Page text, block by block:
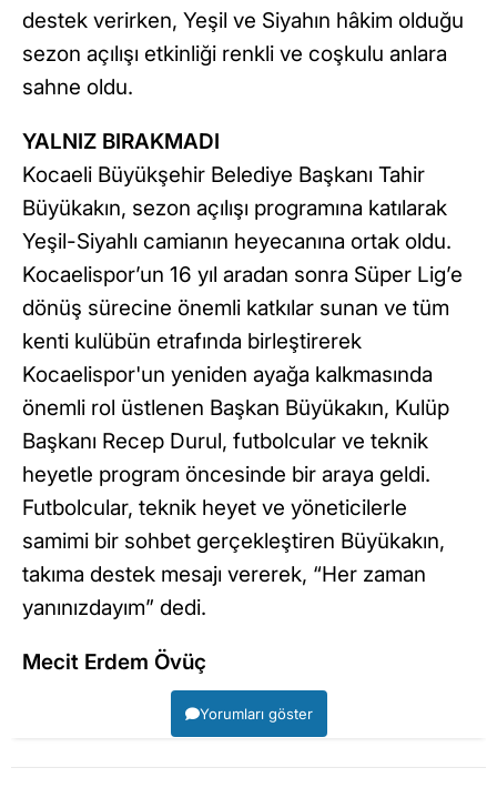
destek verirken, Yeşil ve Siyahın hâkim olduğu
sezon açılışı etkinliği renkli ve coşkulu anlara
sahne oldu.
YALNIZ BIRAKMADI
Kocaeli Büyükşehir Belediye Başkanı Tahir
Büyükakın, sezon açılışı programına katılarak
Yeşil-Siyahlı camianın heyecanına ortak oldu.
Kocaelispor’un 16 yıl aradan sonra Süper Lig’e
dönüş sürecine önemli katkılar sunan ve tüm
kenti kulübün etrafında birleştirerek
Kocaelispor'un yeniden ayağa kalkmasında
önemli rol üstlenen Başkan Büyükakın, Kulüp
Başkanı Recep Durul, futbolcular ve teknik
heyetle program öncesinde bir araya geldi.
Futbolcular, teknik heyet ve yöneticilerle
samimi bir sohbet gerçekleştiren Büyükakın,
takıma destek mesajı vererek, “Her zaman
yanınızdayım” dedi.
Mecit Erdem Övüç
Yorumları göster